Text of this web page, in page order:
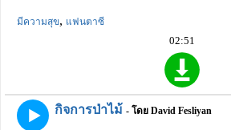
มีความสุข, แฟนตาซี
02:51
กิจการป่าไม้ - โดย David Fesliyan